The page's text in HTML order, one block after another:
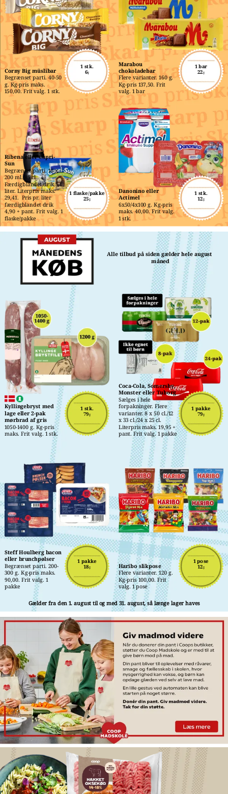
1 stk.
6,-
Corny Big müslibar
Begrænset parti. 40-50
g. Kg-pris maks.
150,00. Frit valg. 1 stk.
1 bar
22,-
Marabou
chokoladebar
Flere varianter. 160 g.
Kg-pris 137,50. Frit
valg. 1 bar
1 flaske/pakke
25,-
Ribena eller Capri-
Sun
Begrænset parti. 10 x
200 ml./85 cl..
Færdigblandet drik 5,1
liter. Literpris maks.
29,41.  Pris pr. liter
færdigblandet drik
4,90 + pant. Frit valg. 1
flaske/pakke
1 stk.
12,-
Danonino eller
Actimel
6x50/4x100 g. Kg-pris
maks. 40,00. Frit valg.
1 stk.
1 stk.
79,-
Kyllingebryst med
lage eller 2-pak
mørbrad af gris
1050-1400 g. Kg-pris
maks. Frit valg. 1 stk.
1 pakke
79,-
Coca-Cola, Somersby,
Monster eller Tuborg
Sælges i hele
forpakninger. Flere
varianter. 8 x 50 cl./12
x 33 cl./24 x 25 cl.
Literpris maks. 19,95 +
pant. Frit valg. 1 pakke
1 pakke
18,-
Steff Houlberg bacon
eller brunchpølser
Begrænset parti. 200-
300 g. Kg-pris maks.
90,00. Frit valg. 1
pakke
1 pose
12,-
Haribo slikpose
Flere varianter. 120 g.
Kg-pris 100,00. Frit
valg. 1 pose
Gælder fra den 1. august til og med 31. august, så længe lager haves
Alle tilbud på siden gælder hele august
måned